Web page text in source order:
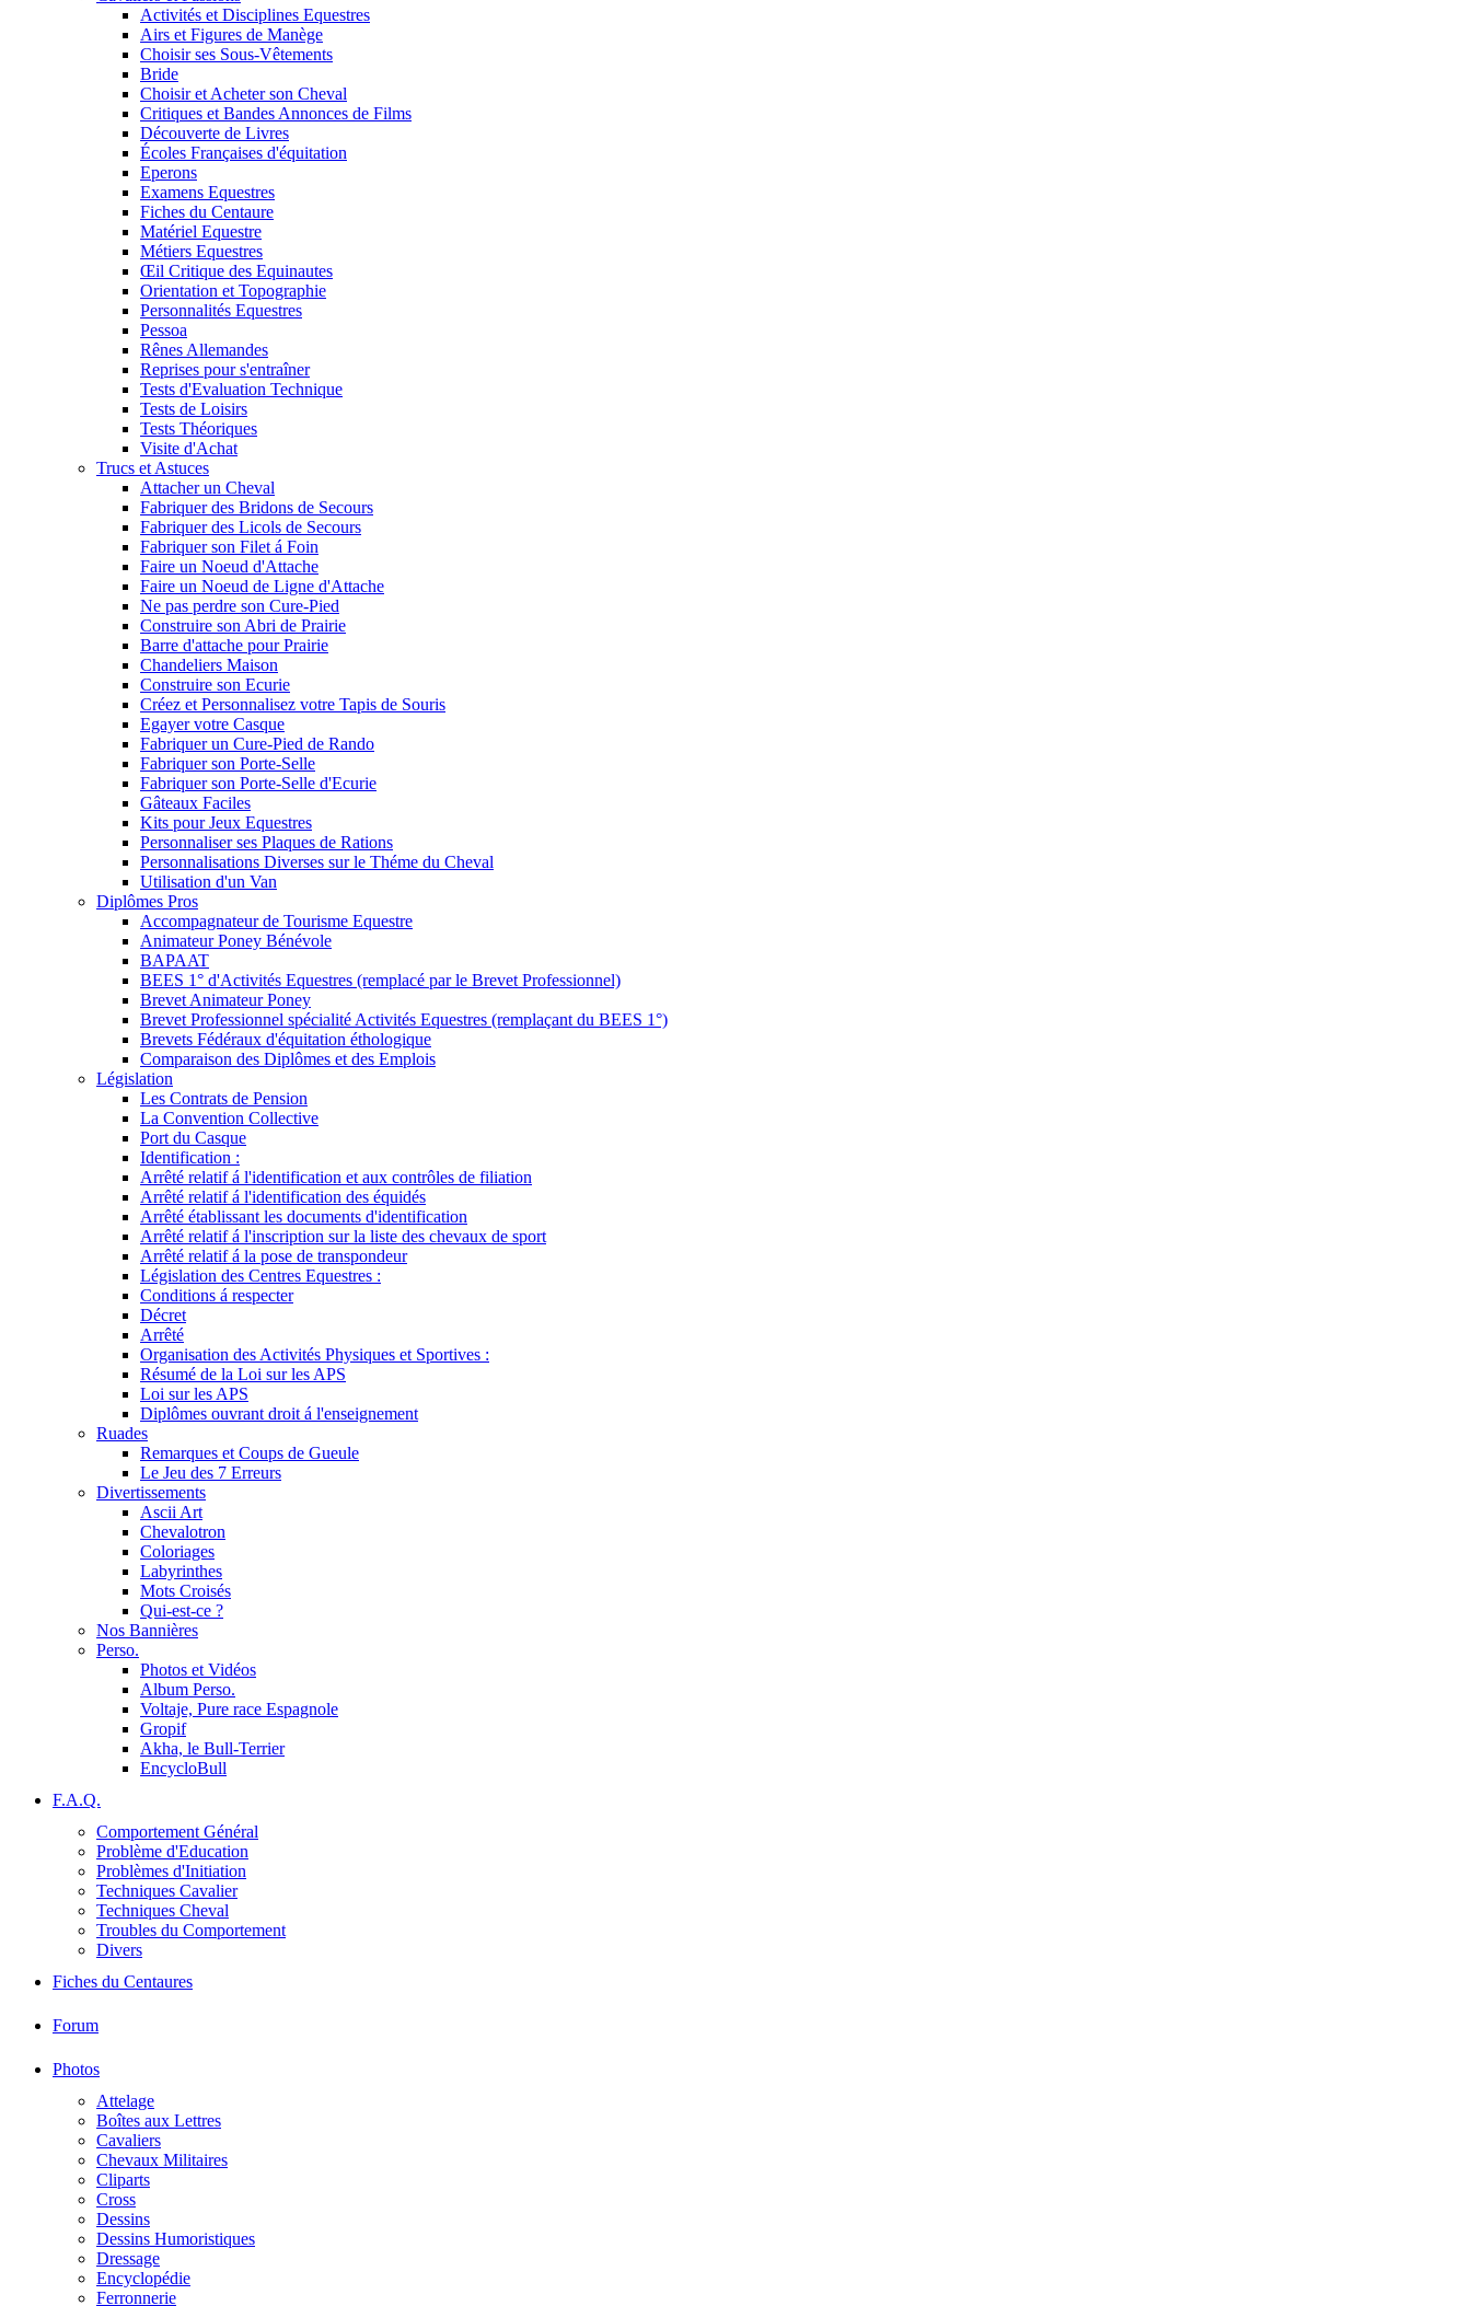
Activités et Disciplines Equestres
Airs et Figures de Manège
Choisir ses Sous-Vêtements
Bride
Choisir et Acheter son Cheval
Critiques et Bandes Annonces de Films
Découverte de Livres
Écoles Françaises d'équitation
Eperons
Examens Equestres
Fiches du Centaure
Matériel Equestre
Métiers Equestres
Œil Critique des Equinautes
Orientation et Topographie
Personnalités Equestres
Pessoa
Rênes Allemandes
Reprises pour s'entraîner
Tests d'Evaluation Technique
Tests de Loisirs
Tests Théoriques
Visite d'Achat
Trucs et Astuces
Attacher un Cheval
Fabriquer des Bridons de Secours
Fabriquer des Licols de Secours
Fabriquer son Filet á Foin
Faire un Noeud d'Attache
Faire un Noeud de Ligne d'Attache
Ne pas perdre son Cure-Pied
Construire son Abri de Prairie
Barre d'attache pour Prairie
Chandeliers Maison
Construire son Ecurie
Créez et Personnalisez votre Tapis de Souris
Egayer votre Casque
Fabriquer un Cure-Pied de Rando
Fabriquer son Porte-Selle
Fabriquer son Porte-Selle d'Ecurie
Gâteaux Faciles
Kits pour Jeux Equestres
Personnaliser ses Plaques de Rations
Personnalisations Diverses sur le Théme du Cheval
Utilisation d'un Van
Diplômes Pros
Accompagnateur de Tourisme Equestre
Animateur Poney Bénévole
BAPAAT
BEES 1° d'Activités Equestres (remplacé par le Brevet Professionnel)
Brevet Animateur Poney
Brevet Professionnel spécialité Activités Equestres (remplaçant du BEES 1°)
Brevets Fédéraux d'équitation éthologique
Comparaison des Diplômes et des Emplois
Législation
Les Contrats de Pension
La Convention Collective
Port du Casque
Identification :
Arrêté relatif á l'identification et aux contrôles de filiation
Arrêté relatif á l'identification des équidés
Arrêté établissant les documents d'identification
Arrêté relatif á l'inscription sur la liste des chevaux de sport
Arrêté relatif á la pose de transpondeur
Législation des Centres Equestres :
Conditions á respecter
Décret
Arrêté
Organisation des Activités Physiques et Sportives :
Résumé de la Loi sur les APS
Loi sur les APS
Diplômes ouvrant droit á l'enseignement
Ruades
Remarques et Coups de Gueule
Le Jeu des 7 Erreurs
Divertissements
Ascii Art
Chevalotron
Coloriages
Labyrinthes
Mots Croisés
Qui-est-ce ?
Nos Bannières
Perso.
Photos et Vidéos
Album Perso.
Voltaje, Pure race Espagnole
Gropif
Akha, le Bull-Terrier
EncycloBull
F.A.Q.
Comportement Général
Problème d'Education
Problèmes d'Initiation
Techniques Cavalier
Techniques Cheval
Troubles du Comportement
Divers
Fiches du Centaures
Forum
Photos
Attelage
Boîtes aux Lettres
Cavaliers
Chevaux Militaires
Cliparts
Cross
Dessins
Dessins Humoristiques
Dressage
Encyclopédie
Ferronnerie